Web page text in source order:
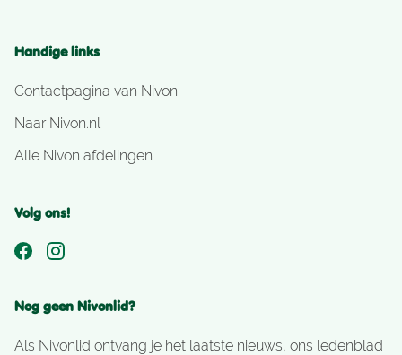
Handige links
Contactpagina van Nivon
Naar Nivon.nl
Alle Nivon afdelingen
Volg ons!
Nog geen Nivonlid?
Als Nivonlid ontvang je het laatste nieuws, ons ledenblad